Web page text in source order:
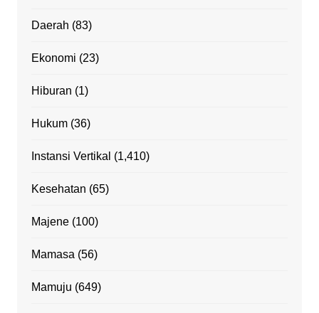
Daerah (83)
Ekonomi (23)
Hiburan (1)
Hukum(36)
Instansi Vertikal (1,410)
Kesehatan (65)
Majene(100)
Mamasa (56)
Mamuju (649)